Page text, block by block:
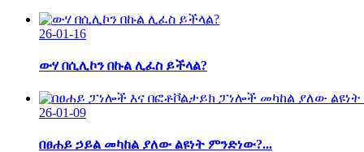
26-01-16
ውሃ በሲሊኮን በኩል ሊፈስ ይችላል?
26-01-09
በፀሐይ ኃይል መካከል ያለው ልዩነት ምንድነው?...